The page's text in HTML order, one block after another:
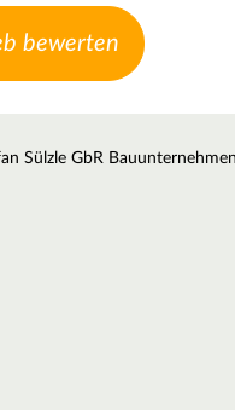
bewerten